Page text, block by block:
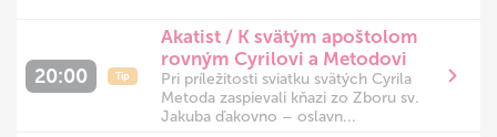
20:00 Tip
Akatist / K svätým apoštolom
rovným Cyrilovi a Metodovi
Pri príležitosti sviatku svätých Cyrila
Metoda zaspievali kňazi zo Zboru sv.
Jakuba ďakovno – oslavn...